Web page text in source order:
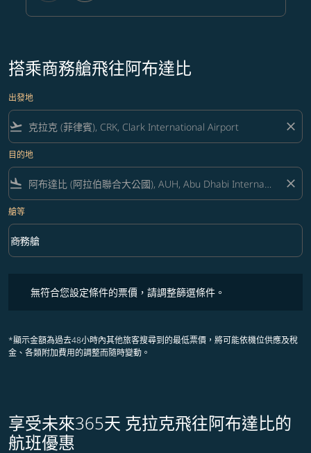
搭乘商務艙飛往阿布達比
出發地
flight_takeoff close
目的地
flight_land close
艙等
艙等 option 商務艙 Selected
商務艙
keyboard_arrow_down
無符合您設定條件的票價，請調整篩選條件。
*顯示金額為過去48小時內其他旅客搜尋到的最低票價，將可能依機位供應及稅
金、各類附加費用的調整而隨時變動。
享受未來365天 克拉克飛往阿布達比的
航班優惠